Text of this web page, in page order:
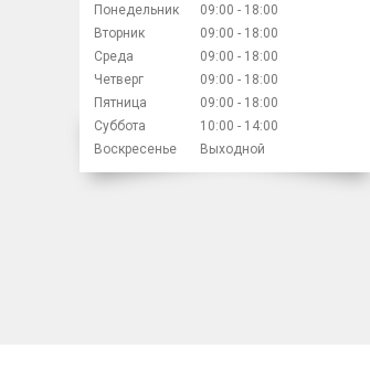
Понедельник 09:00
18:00
Вторник
09:00
18:00
Среда
09:00
18:00
Четверг
09:00
18:00
Пятница
09:00
18:00
Суббота
10:00
14:00
Воскресенье
Выходной